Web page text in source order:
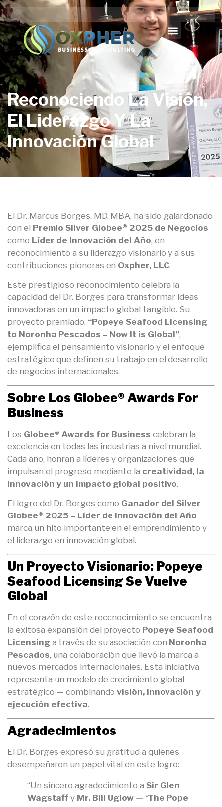
Reconociendo La Visión,
El Liderazgo Y La
Innovación Global
El Dr. Marcus Borges, MD, MBA, ha sido galardonado
con el Premio Silver Globee® 2025 de Negocios
como Líder de Innovación del Año, en
reconocimiento a su liderazgo visionario y a sus
contribuciones pioneras en Oxpher, LLC.
Este prestigioso reconocimiento celebra la
capacidad del Dr. Borges para transformar ideas
innovadoras en un impacto global tangible. Su
proyecto premiado, “Popeye Seafood Licensing
to Noronha Pescados – Now It is Global”,
ejemplifica el pensamiento visionario y el enfoque
estratégico que definen su trabajo en el desarrollo
de negocios internacionales.
Sobre Los Globee® Awards For
Business
Los Globee® Awards for Business celebran la
excelencia en todas las industrias a nivel mundial.
Cada año, honran a líderes y organizaciones que
impulsan el progreso mediante la creatividad, la
innovación y un impacto global positivo.
El logro del Dr. Borges como Ganador del Silver
Globee® 2025 – Líder de Innovación del Año
marca un hito importante en el emprendimiento y
el liderazgo en innovación global.
Un Proyecto Visionario: Popeye
Seafood Licensing Se Vuelve
Global
En el corazón de este reconocimiento se encuentra
la exitosa expansión del proyecto Popeye Seafood
Licensing a través de su asociación con Noronha
Pescados, una colaboración que llevó la marca a
nuevos mercados internacionales. Esta iniciativa
representa un modelo de crecimiento global
estratégico — combinando visión, innovación y
ejecución efectiva.
Agradecimientos
El Dr. Borges expresó su gratitud a quienes
desempeñaron un papel vital en este logro:
“Un sincero agradecimiento a Sir Glen
Wagstaff y Mr. Bill Uglow — ‘The Pope